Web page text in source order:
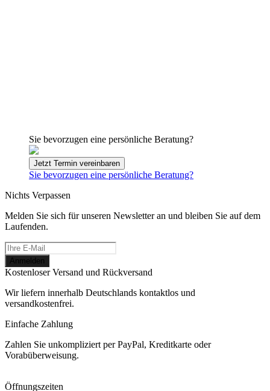
Sie bevorzugen eine persönliche Beratung?
Jetzt Termin vereinbaren
Sie bevorzugen eine persönliche Beratung?
Nichts Verpassen
Melden Sie sich für unseren Newsletter an und bleiben Sie auf dem
Laufenden.
Kostenloser Versand und Rückversand
Wir liefern innerhalb Deutschlands kontaktlos und
versandkostenfrei.
Einfache Zahlung
Zahlen Sie unkompliziert per PayPal, Kreditkarte oder
Vorabüberweisung.
Öffnungszeiten